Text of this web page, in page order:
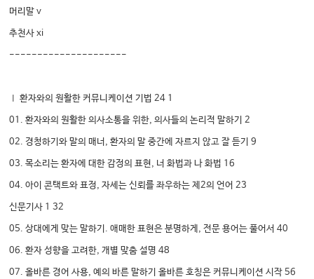
머리말 v
추천사 xi
---------------------
Ⅰ 환자와의 원활한 커뮤니케이션 기법 24 1
01. 환자와의 원활한 의사소통을 위한, 의사들의 논리적 말하기 2
02. 경청하기와 말의 매너, 환자의 말 중간에 자르지 않고 잘 듣기 9
03. 목소리는 환자에 대한 감정의 표현, 너 화법과 나 화법 16
04. 아이 콘택트와 표정, 자세는 신뢰를 좌우하는 제2의 언어 23
신문기사 1 32
05. 상대에게 맞는 말하기. 애매한 표현은 분명하게, 전문 용어는 풀어서 40
06. 환자 성향을 고려한, 개별 맞춤 설명 48
07. 올바른 경어 사용, 예의 바른 말하기 올바른 호칭은 커뮤니케이션 시작 56